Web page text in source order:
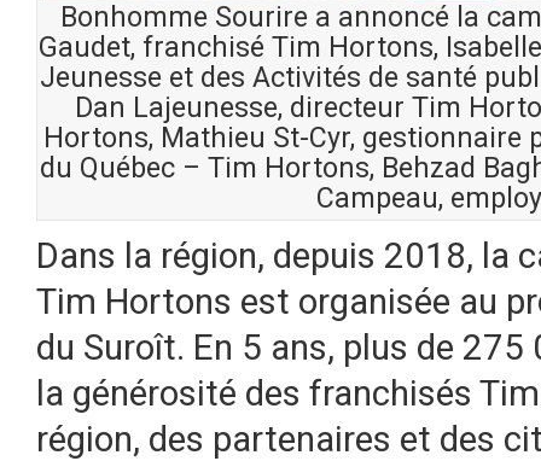
Bonhomme Sourire a annoncé la
Gaudet, franchisé Tim Hortons,
Jeunesse et des Activités de santé
Dan Lajeunesse, directeur Tim
Hortons, Mathieu St-Cyr, gestionnaire
du Québec – Tim Hortons, Behzad
Campeau,
Dans la région, depuis 2018, la
Tim Hortons est organisée au
du Suroît. En 5 ans, plus de
la générosité des franchisés
région, des partenaires et des